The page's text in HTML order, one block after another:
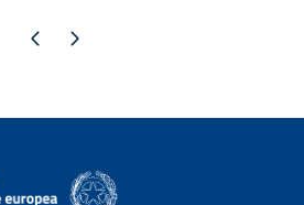
precedente
Pagina successiva